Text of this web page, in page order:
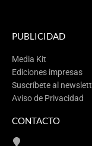
PUBLICIDAD
Media Kit
Ediciones impresas
Suscríbete al
Aviso de Privacidad
CONTACTO